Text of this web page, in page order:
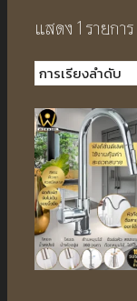
แสดง 1 รายการ